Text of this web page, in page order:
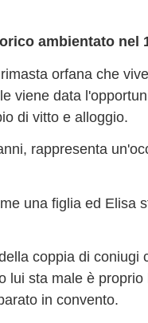
ambientato nel
orfana che
viene data
di vitto e alloggio.
rappresenta
una figlia ed Elisa
coppia di coniugi
lui sta male è
in convento.